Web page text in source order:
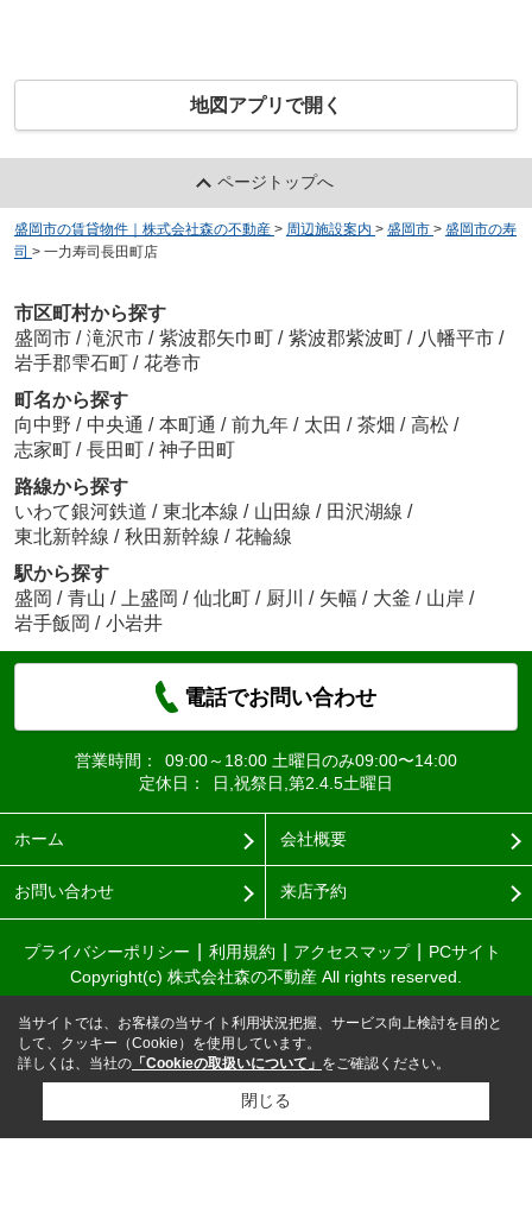
地図アプリで開く
ページトップへ
盛岡市の賃貸物件｜株式会社森の不動産 > 周辺施設案内 > 盛岡市 > 盛岡市の寿
司 > 一力寿司長田町店
市区町村から探す
盛岡市 / 滝沢市 / 紫波郡矢巾町 / 紫波郡紫波町 / 八幡平市 /
岩手郡雫石町 / 花巻市
町名から探す
向中野 / 中央通 / 本町通 / 前九年 / 太田 / 茶畑 / 高松 /
志家町 / 長田町 / 神子田町
路線から探す
いわて銀河鉄道 / 東北本線 / 山田線 / 田沢湖線 /
東北新幹線 / 秋田新幹線 / 花輪線
駅から探す
盛岡 / 青山 / 上盛岡 / 仙北町 / 厨川 / 矢幅 / 大釜 / 山岸 /
岩手飯岡 / 小岩井
電話でお問い合わせ
営業時間：
09:00～18:00 土曜日のみ09:00〜14:00
定休日：
日,祝祭日,第2.4.5土曜日
ホーム 会社概要
お問い合わせ 来店予約
プライバシーポリシー 利用規約 アクセスマップ
PCサイト
Copyright(c) 株式会社森の不動産 All rights reserved.
当サイトでは、お客様の当サイト利用状況把握、サービス向上検討を目的と
して、クッキー（Cookie）を使用しています。
詳しくは、当社の 「Cookieの取扱いについて」 をご確認ください。
閉じる